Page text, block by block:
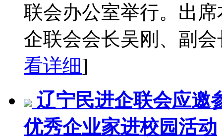
联会办公室举行。出
企联会会长吴刚、副
看详细]
辽宁民进企联会应邀
优秀企业家进校园活动